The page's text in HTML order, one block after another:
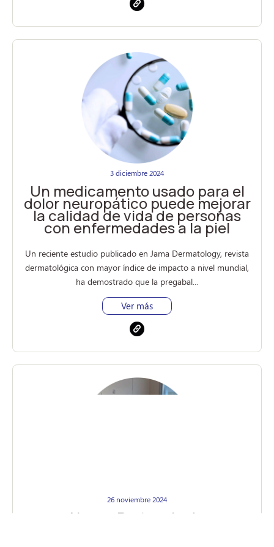
3 diciembre 2024
Un medicamento usado para el
dolor neuropático puede mejorar
la calidad de vida de personas
con enfermedades a la piel
Un reciente estudio publicado en Jama Dermatology, revista
dermatológica con mayor índice de impacto a nivel mundial,
ha demostrado que la pregabal...
Ver más
26 noviembre 2024
Nuevo Protocolo de